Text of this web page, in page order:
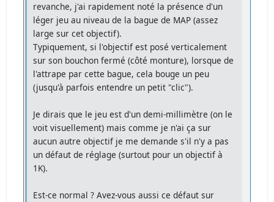
revanche, j'ai rapidement noté la présence d'un
léger jeu au niveau de la bague de MAP (assez
large sur cet objectif).
Typiquement, si l'objectif est posé verticalement
sur son bouchon fermé (côté monture), lorsque de
l'attrape par cette bague, cela bouge un peu
(jusqu'à parfois entendre un petit "clic").
Je dirais que le jeu est d'un demi-millimètre (on le
voit visuellement) mais comme je n'ai ça sur
aucun autre objectif je me demande s'il n'y a pas
un défaut de réglage (surtout pour un objectif à
1K).
Est-ce normal ? Avez-vous aussi ce défaut sur